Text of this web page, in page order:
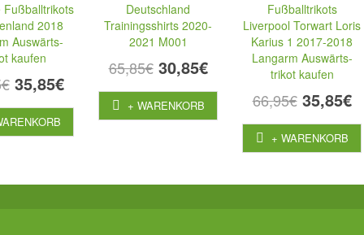
Fußballtrikots
2018
Auswärts-
kaufen
35,85€
Deutschland
Trainingsshirts 2020-
2021 M001
65,85€ 30,85€
+ WARENKORB
Fußballtrikots
Liverpool Torwart Loris
Karius 1 2017-2018
Langarm Auswärts-
trikot kaufen
66,95€ 35,85€
+ WARENKORB